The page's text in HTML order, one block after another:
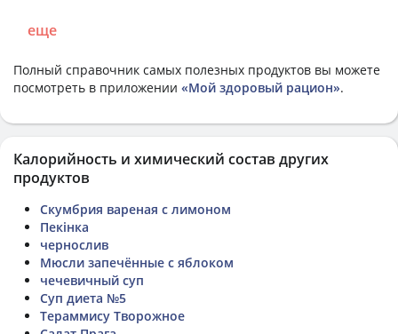
еще
Полный справочник самых полезных продуктов вы можете
посмотреть в приложении «Мой здоровый рацион».
Калорийность и химический состав других
продуктов
Скумбрия вареная с лимоном
Пекінка
чернослив
Мюсли запечённые с яблоком
чечевичный суп
Суп диета №5
Тераммису Творожное